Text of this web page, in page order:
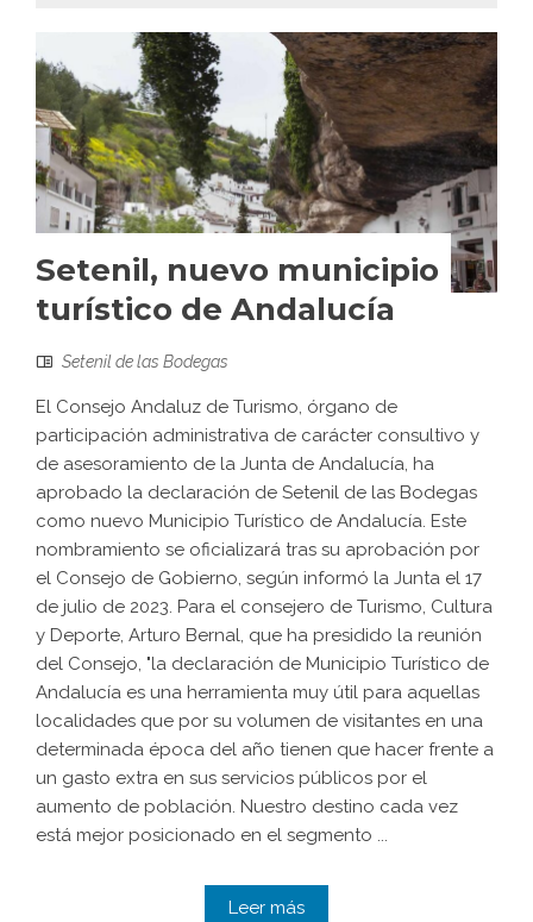
Setenil, nuevo municipio
turístico de Andalucía
Setenil de las Bodegas
El Consejo Andaluz de Turismo, órgano de
participación administrativa de carácter consultivo y
de asesoramiento de la Junta de Andalucía, ha
aprobado la declaración de Setenil de las Bodegas
como nuevo Municipio Turístico de Andalucía. Este
nombramiento se oficializará tras su aprobación por
el Consejo de Gobierno, según informó la Junta el 17
de julio de 2023. Para el consejero de Turismo, Cultura
y Deporte, Arturo Bernal, que ha presidido la reunión
del Consejo, "la declaración de Municipio Turístico de
Andalucía es una herramienta muy útil para aquellas
localidades que por su volumen de visitantes en una
determinada época del año tienen que hacer frente a
un gasto extra en sus servicios públicos por el
aumento de población. Nuestro destino cada vez
está mejor posicionado en el segmento ...
Leer más